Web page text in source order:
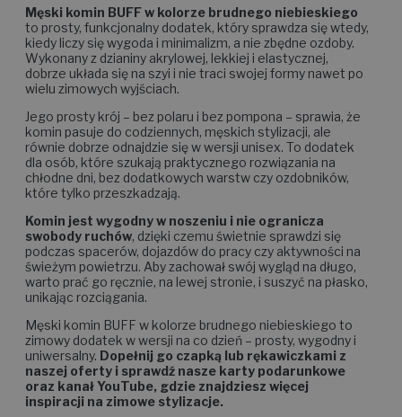
Męski komin BUFF w kolorze brudnego niebieskiego
to prosty, funkcjonalny dodatek, który sprawdza się wtedy,
kiedy liczy się wygoda i minimalizm, a nie zbędne ozdoby.
Wykonany z dzianiny akrylowej, lekkiej i elastycznej,
dobrze układa się na szyi i nie traci swojej formy nawet po
wielu zimowych wyjściach.
Jego prosty krój – bez polaru i bez pompona – sprawia, że
komin pasuje do codziennych, męskich stylizacji, ale
równie dobrze odnajdzie się w wersji unisex. To dodatek
dla osób, które szukają praktycznego rozwiązania na
chłodne dni, bez dodatkowych warstw czy ozdobników,
które tylko przeszkadzają.
Komin jest wygodny w noszeniu i nie ogranicza
swobody ruchów, dzięki czemu świetnie sprawdzi się
podczas spacerów, dojazdów do pracy czy aktywności na
świeżym powietrzu. Aby zachował swój wygląd na długo,
warto prać go ręcznie, na lewej stronie, i suszyć na płasko,
unikając rozciągania.
Męski komin BUFF w kolorze brudnego niebieskiego to
zimowy dodatek w wersji na co dzień – prosty, wygodny i
uniwersalny. Dopełnij go czapką lub rękawiczkami z
naszej oferty i sprawdź nasze karty podarunkowe
oraz kanał YouTube, gdzie znajdziesz więcej
inspiracji na zimowe stylizacje.